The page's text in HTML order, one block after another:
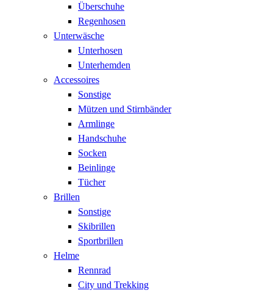
Überschuhe
Regenhosen
Unterwäsche
Unterhosen
Unterhemden
Accessoires
Sonstige
Mützen und Stirnbänder
Armlinge
Handschuhe
Socken
Beinlinge
Tücher
Brillen
Sonstige
Skibrillen
Sportbrillen
Helme
Rennrad
City und Trekking